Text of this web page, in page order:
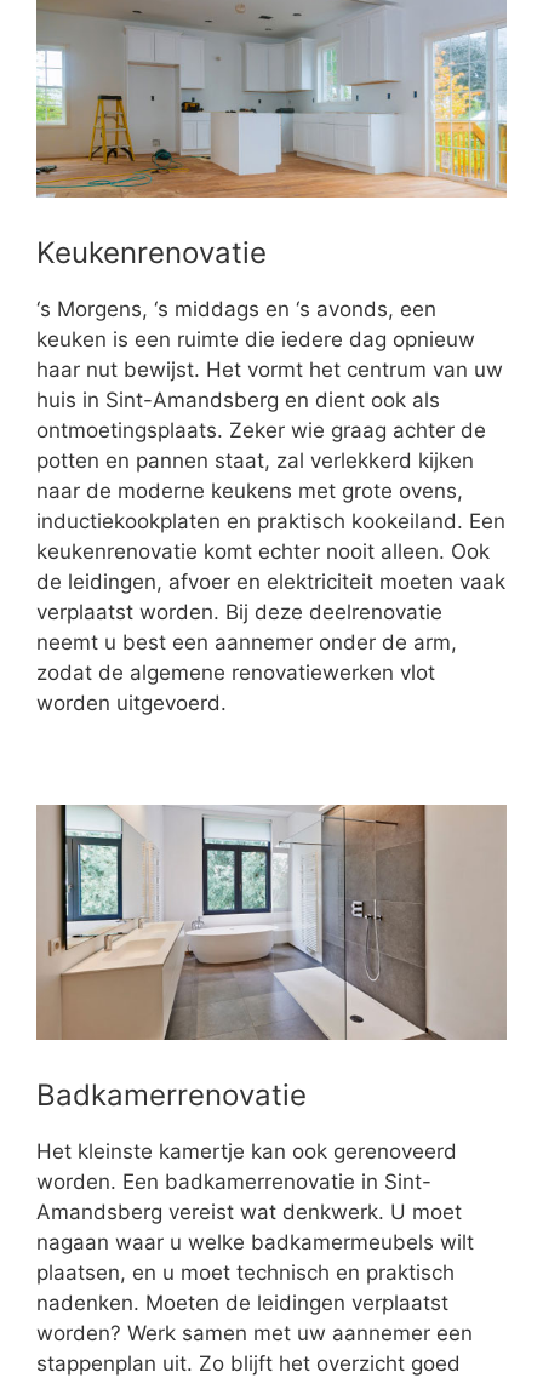
Keukenrenovatie
‘s Morgens, ‘s middags en ‘s avonds, een
keuken is een ruimte die iedere dag opnieuw
haar nut bewijst. Het vormt het centrum van uw
huis in Sint-Amandsberg en dient ook als
ontmoetingsplaats. Zeker wie graag achter de
potten en pannen staat, zal verlekkerd kijken
naar de moderne keukens met grote ovens,
inductiekookplaten en praktisch kookeiland. Een
keukenrenovatie komt echter nooit alleen. Ook
de leidingen, afvoer en elektriciteit moeten vaak
verplaatst worden. Bij deze deelrenovatie
neemt u best een aannemer onder de arm,
zodat de algemene renovatiewerken vlot
worden uitgevoerd.
Badkamerrenovatie
Het kleinste kamertje kan ook gerenoveerd
worden. Een badkamerrenovatie in Sint-
Amandsberg vereist wat denkwerk. U moet
nagaan waar u welke badkamermeubels wilt
plaatsen, en u moet technisch en praktisch
nadenken. Moeten de leidingen verplaatst
worden? Werk samen met uw aannemer een
stappenplan uit. Zo blijft het overzicht goed